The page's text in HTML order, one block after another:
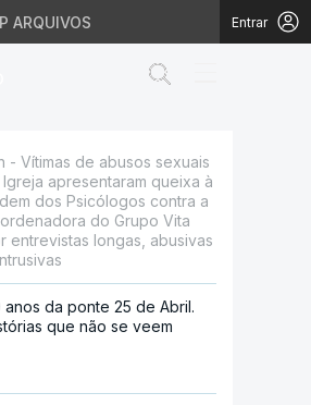
ARQUIVOS Entrar
- Vítimas de abusos sexuais
Igreja apresentaram queixa à
dos Psicólogos contra a
do Grupo Vita
entrevistas longas, abusivas
anos da ponte 25 de Abril.
que não se veem